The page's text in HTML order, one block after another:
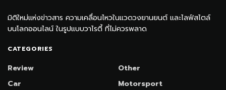
มิติใหม่แห่งข่าวสาร ความเคลื่อนไหวในแวดวงยานยนต์ และไลฟ์สไตล์
บนโลกออนไลน์ ในรูปแบบวาไรตี้ ที่ไม่ควรพลาด
CATEGORIES
Review
Car
Other
Motorsport